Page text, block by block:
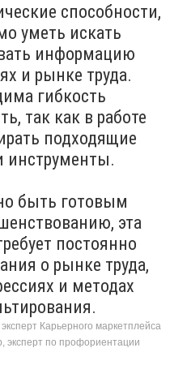
способности,
уметь искать
информацию
и рынке труда.
гибкость
так как в работе
подходящие
инструменты.
быть готовым
эта
постоянно
о рынке труда,
и методах
Карьерного маркетплейса
эксперт по профориентации